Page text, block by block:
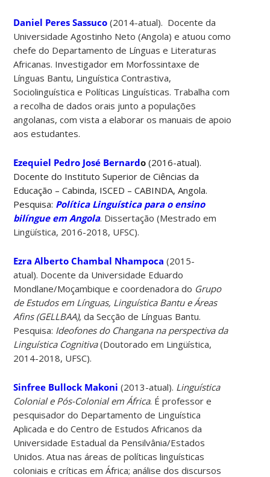
Daniel Peres Sassuco (2014-atual). Docente da
Universidade Agostinho Neto (Angola) e atuou como
chefe do Departamento de Línguas e Literaturas
Africanas. Investigador em Morfossintaxe de
Línguas Bantu, Linguística Contrastiva,
Sociolinguística e Políticas Linguísticas. Trabalha com
a recolha de dados orais junto a populações
angolanas, com vista a elaborar os manuais de apoio
aos estudantes.
Ezequiel Pedro José Bernardo(2016-atual).
Docente do Instituto Superior de Ciências da
Educação – Cabinda, ISCED – CABINDA, Angola.
Pesquisa: Política Linguística para o ensino
bilíngue em Angola. Dissertação (Mestrado em
Lingüística, 2016-2018, UFSC).
Ezra Alberto Chambal Nhampoca (2015-
atual). Docente da Universidade Eduardo
Mondlane/Moçambique e coordenadora do Grupo
de Estudos em Línguas, Linguística Bantu e Áreas
Afins (GELLBAA), da Secção de Línguas Bantu.
Pesquisa: Ideofones do Changana na perspectiva da
Linguística Cognitiva(Doutorado em Lingüística,
2014-2018, UFSC).
Sinfree Bullock Makoni (2013-atual). Linguística
Colonial e Pós-Colonial em África. É professor e
pesquisador do Departamento de Linguística
Aplicada e do Centro de Estudos Africanos da
Universidade Estadual da Pensilvânia/Estados
Unidos. Atua nas áreas de políticas linguísticas
coloniais e críticas em África; análise dos discursos